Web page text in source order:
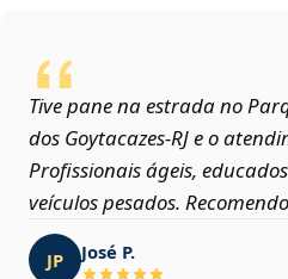
Tive pane na estrada no
dos Goytacazes‑RJ e o
Profissionais ágeis,
veículos pesados.
JP José P.